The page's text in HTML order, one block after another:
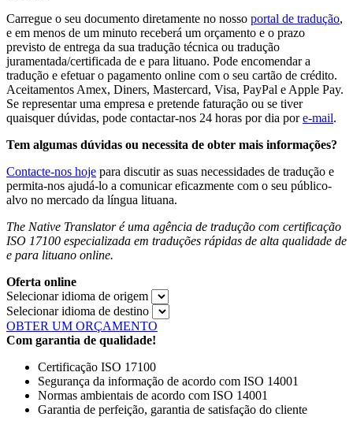
Carregue o seu documento diretamente no nosso portal de tradução,
e em menos de um minuto receberá um orçamento e o prazo
previsto de entrega da sua tradução técnica ou tradução
juramentada/certificada de e para lituano. Pode encomendar a
tradução e efetuar o pagamento online com o seu cartão de crédito.
Aceitamentos Amex, Diners, Mastercard, Visa, PayPal e Apple Pay.
Se representar uma empresa e pretende faturação ou se tiver
quaisquer dúvidas, pode contactar-nos 24 horas por dia pore-mail.
Tem algumas dúvidas ou necessita de obter mais informações?
Contacte-nos hoje para discutir as suas necessidades de tradução e
permita-nos ajudá-lo a comunicar eficazmente com o seu público-
alvo no mercado da língua lituana.
The Native Translator é uma agência de tradução com certificação
ISO 17100 especializada em traduções rápidas de alta qualidade de
e para lituano online.
Oferta online
Selecionar idioma de origem
Selecionar idioma de destino
OBTER UM ORÇAMENTO
Com garantia de qualidade!
Certificação ISO 17100
Segurança da informação de acordo com ISO 14001
Normas ambientais de acordo com ISO 14001
Garantia de perfeição, garantia de satisfação do cliente